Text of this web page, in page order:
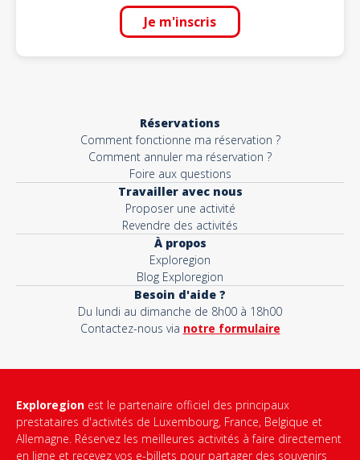
Je m'inscris
Réservations
Comment fonctionne ma réservation ?
Comment annuler ma réservation ?
Foire aux questions
Travailler avec nous
Proposer une activité
Revendre des activités
À propos
Exploregion
Blog Exploregion
Besoin d'aide ?
Du lundi au dimanche de 8h00 à 18h00
Contactez-nous via notre formulaire
Exploregion est le partenaire officiel des principaux
prestataires d'activités de Luxembourg, France, Belgique et
Allemagne. Réservez les meilleures activités à faire directement
en ligne et recevez vos e-billets pour partager des souvenirs